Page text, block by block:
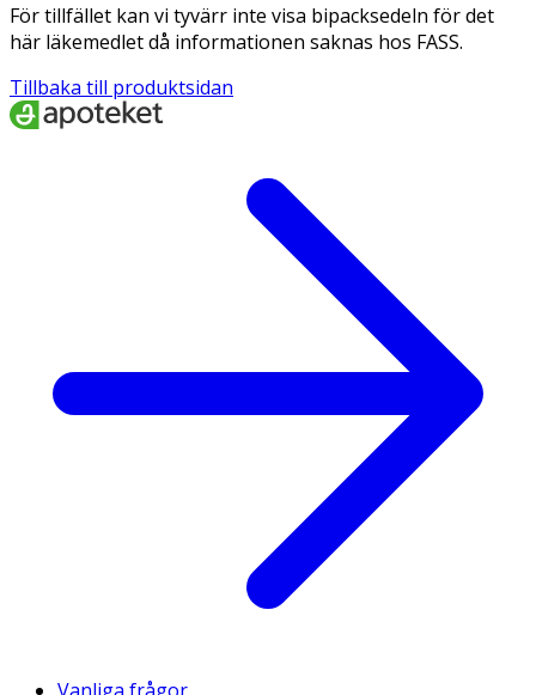
För tillfället kan vi tyvärr inte visa bipacksedeln för det
här läkemedlet då informationen saknas hos FASS.
Tillbaka till produktsidan